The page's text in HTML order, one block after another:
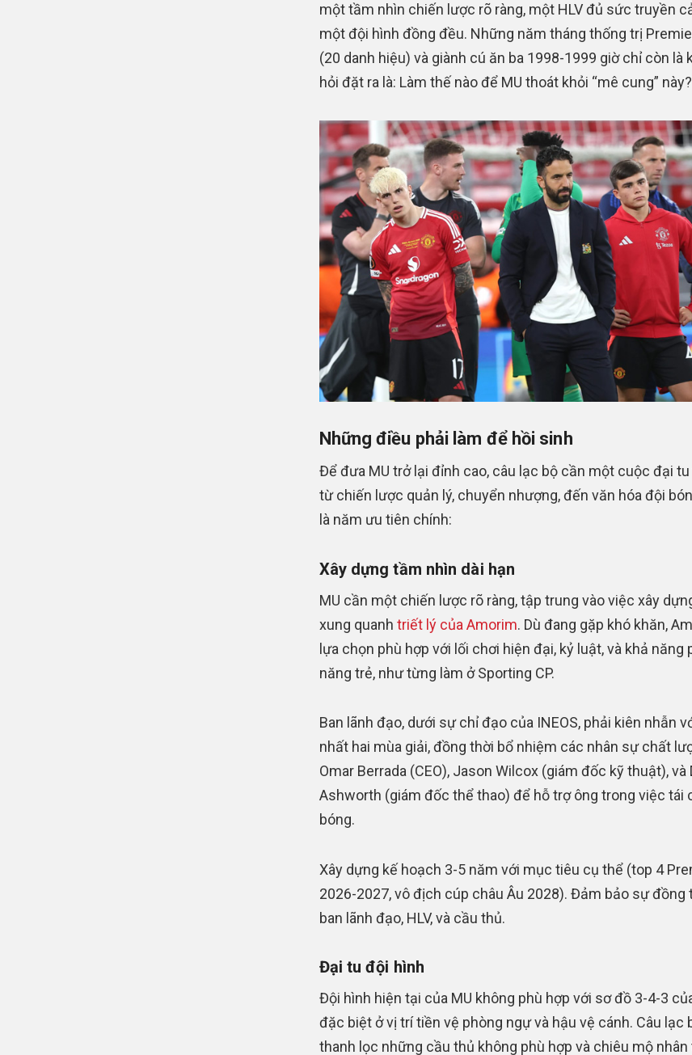
một tầm nhìn chiến lược rõ ràng, một HLV đủ sức truyền
một đội hình đồng đều. Những năm tháng thống trị
(20 danh hiệu) và giành cú ăn ba 1998-1999 giờ chỉ còn là
hỏi đặt ra là: Làm thế nào để MU thoát khỏi “mê cung” này?
Những điều phải làm để hồi sinh
Để đưa MU trở lại đỉnh cao, câu lạc bộ cần một cuộc đại tu
từ chiến lược quản lý, chuyển nhượng, đến văn hóa đội
là năm ưu tiên chính:
Xây dựng tầm nhìn dài hạn
MU cần một chiến lược rõ ràng, tập trung vào việc xây
xung quanh triết lý của Amorim. Dù đang gặp khó khăn,
lựa chọn phù hợp với lối chơi hiện đại, kỷ luật, và khả năng
năng trẻ, như từng làm ở Sporting CP.
Ban lãnh đạo, dưới sự chỉ đạo của INEOS, phải kiên nhẫn
nhất hai mùa giải, đồng thời bổ nhiệm các nhân sự chất
Omar Berrada (CEO), Jason Wilcox (giám đốc kỹ thuật), và
Ashworth (giám đốc thể thao) để hỗ trợ ông trong việc tái
bóng.
Xây dựng kế hoạch 3-5 năm với mục tiêu cụ thể (top 4
2026-2027, vô địch cúp châu Âu 2028). Đảm bảo sự đồng
ban lãnh đạo, HLV, và cầu thủ.
Đại tu đội hình
Đội hình hiện tại của MU không phù hợp với sơ đồ 3-4-3
đặc biệt ở vị trí tiền vệ phòng ngự và hậu vệ cánh. Câu lạc
thanh lọc những cầu thủ không phù hợp và chiêu mộ nhân